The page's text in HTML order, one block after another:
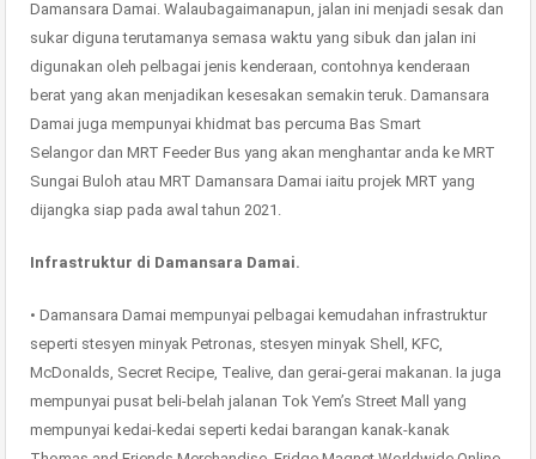
Damansara Damai. Walaubagaimanapun, jalan ini menjadi sesak dan
sukar diguna terutamanya semasa waktu yang sibuk dan jalan ini
digunakan oleh pelbagai jenis kenderaan, contohnya kenderaan
berat yang akan menjadikan kesesakan semakin teruk. Damansara
Damai juga mempunyai khidmat bas percuma Bas Smart
Selangor dan MRT Feeder Bus yang akan menghantar anda ke MRT
Sungai Buloh atau MRT Damansara Damai iaitu projek MRT yang
dijangka siap pada awal tahun 2021.
Infrastruktur di Damansara Damai.
• Damansara Damai mempunyai pelbagai kemudahan infrastruktur
seperti stesyen minyak Petronas, stesyen minyak Shell, KFC,
McDonalds, Secret Recipe, Tealive, dan gerai-gerai makanan. Ia juga
mempunyai pusat beli-belah jalanan Tok Yem’s Street Mall yang
mempunyai kedai-kedai seperti kedai barangan kanak-kanak